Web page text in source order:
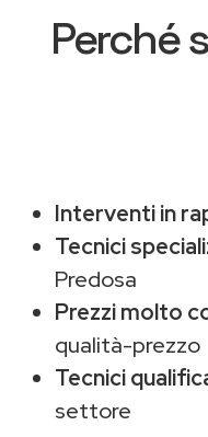
Perché
Interventi in
Tecnici
Predosa
Prezzi molto
qualità-prezzo
Tecnici
settore